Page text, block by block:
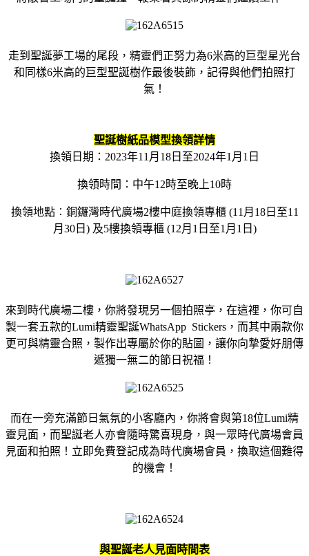
走到聖誕夢工場的尾段，精靈們正努力為6米高的巨型星光台
和同樣6米高的巨型聖誕樹作最後裝飾，記得與他們拍照打
氣！
聖誕樹紙品模型換領詳情
換領日期：2023年11月18日至2024年1月1日
換領時間：中午12時至晚上10時
換領地點︰銅鑼灣時代廣場2樓中庭換領專櫃 (11月18日至11
月30日) 及5樓換領專櫃 (12月1日至1月1日)
來到時代廣場二樓，你將發現另一個拍照亭，在這裡，你可自
製一套五款的Lumi精靈聖誕WhatsApp Stickers，而其中兩款你
更可與精靈合照，製作出專屬於你的貼圖，讓你向摯愛好朋傳
遞獨一無二的節日祝福！
而在一旁充滿節日氣氛的小客廳內，你將會與第18位Lumi精
靈見面，而聖誕老人亦會隨時驚喜現身，與一眾時代廣場會員
見面和拍照！立即免費登記成為時代廣場會員，換取這個難得
的機會！
與聖誕老人見面時間表